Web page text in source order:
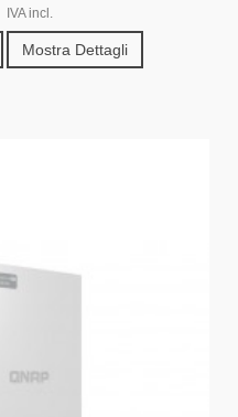
IVA incl.
Mostra Dettagli